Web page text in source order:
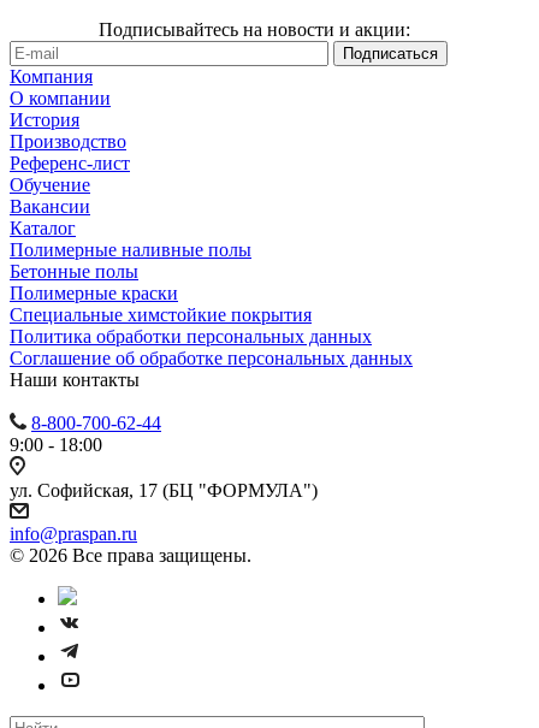
Подписывайтесь на новости и акции:
Компания
О компании
История
Производство
Референс-лист
Обучение
Вакансии
Каталог
Полимерные наливные полы
Бетонные полы
Полимерные краски
Специальные химстойкие покрытия
Политика обработки персональных данных
Cоглашение об обработке персональных данных
Наши контакты
8-800-700-62-44
9:00 - 18:00
ул. Софийская, 17 (БЦ "ФОРМУЛА")
info@praspan.ru
© 2026 Все права защищены.